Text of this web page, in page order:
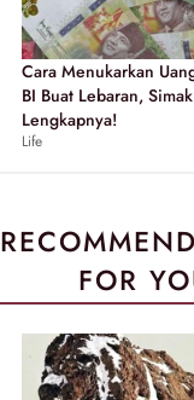
Cara Menukarkan
BI Buat Lebaran,
Lengkapnya!
Life
FOR